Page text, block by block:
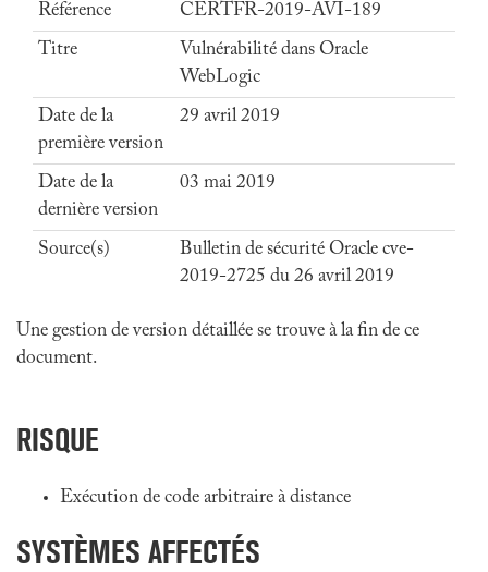
Référence
CERTFR-2019-AVI-189
Titre
Vulnérabilité dans Oracle
WebLogic
Date de la
première version
29 avril 2019
Date de la
dernière version
03 mai 2019
Source(s)
Bulletin de sécurité Oracle cve-
2019-2725 du 26 avril 2019
Une gestion de version détaillée se trouve à la fin de ce
document.
RISQUE
Exécution de code arbitraire à distance
SYSTÈMES AFFECTÉS